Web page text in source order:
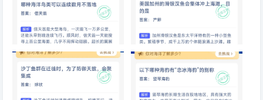
哪种海洋鸟类可以连续数月不落
地
美国加州的滑银汉鱼会集体冲上
海滩，目的是